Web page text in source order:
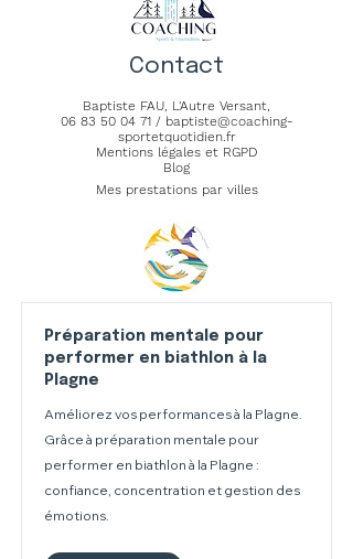
Contact
Baptiste FAU, L'Autre Versant,
06 83 50 04 71/ baptiste@coaching-
sportetquotidien.fr
Mentions légales et RGPD
Blog
Mes prestations par villes
Préparation mentale pour
performer en biathlon à la
Plagne
Améliorez vos performances à la Plagne.
Grâce à préparation mentale pour
performer en biathlon à la Plagne :
confiance, concentration et gestion des
émotions.